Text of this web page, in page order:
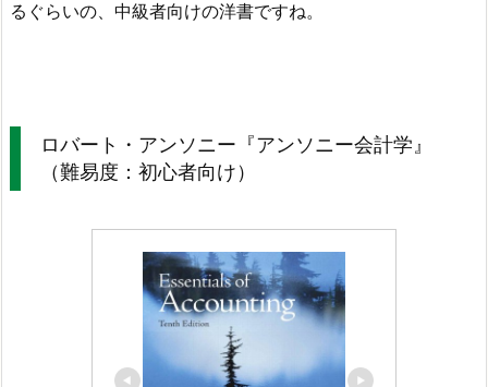
るぐらいの、中級者向けの洋書ですね。
ロバート・アンソニー『アンソニー会計学』
（難易度：初心者向け）